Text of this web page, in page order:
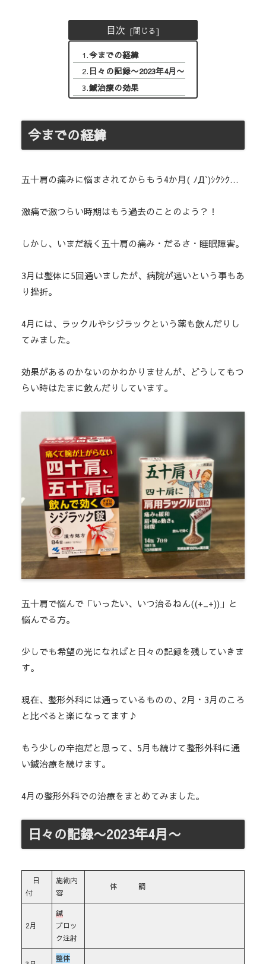
目次
今までの経緯
日々の記録〜2023年4月〜
鍼治療の効果
今までの経緯
五十肩の痛みに悩まされてからもう4か月( ﾉД`)ｼｸｼｸ…
激痛で激つらい時期はもう過去のことのよう？！
しかし、いまだ続く五十肩の痛み・だるさ・睡眠障害。
3月は整体に5回通いましたが、病院が遠いという事もあ
り挫折。
4月には、ラックルやシジラックという薬も飲んだりし
てみました。
効果があるのかないのかわかりませんが、どうしてもつ
らい時はたまに飲んだりしています。
五十肩で悩んで「いったい、いつ治るねん((+_+))」と
悩んでる方。
少しでも希望の光になればと日々の記録を残していきま
す。
現在、整形外科には通っているものの、2月・3月のころ
と比べると楽になってます♪
もう少しの辛抱だと思って、5月も続けて整形外科に通
い鍼治療を続けます。
4月の整形外科での治療をまとめてみました。
日々の記録〜2023年4月〜
日
付
施術内
容
体 調
2月
鍼
ブロッ
ク注射
整体